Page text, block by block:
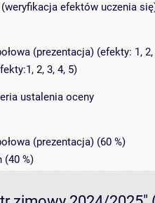
efektów uczenia
(prezentacja) (efekty: 1, 2,
2, 3, 4, 5)
ustalenia oceny
(prezentacja) (60 %)
(40 %)